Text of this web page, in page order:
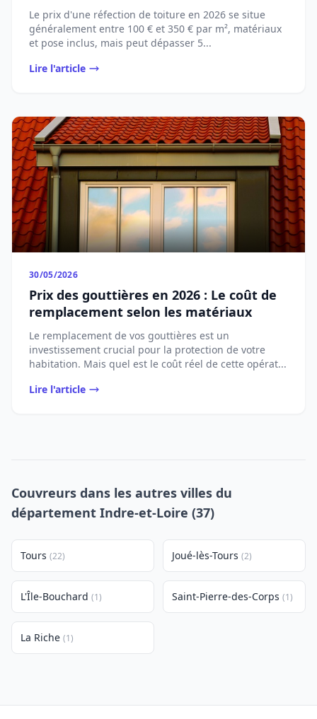
Le prix d'une réfection de toiture en 2026 se situe
généralement entre 100 € et 350 € par m², matériaux
et pose inclus, mais peut dépasser 5...
Lire l'article
30/05/2026
Prix des gouttières en 2026 : Le coût de
remplacement selon les matériaux
Le remplacement de vos gouttières est un
investissement crucial pour la protection de votre
habitation. Mais quel est le coût réel de cette opérat...
Lire l'article
Couvreurs dans les autres villes du
département Indre-et-Loire (37)
Tours (22) Joué-lès-Tours (2)
L'Île-Bouchard (1) Saint-Pierre-des-Corps (1)
La Riche (1)